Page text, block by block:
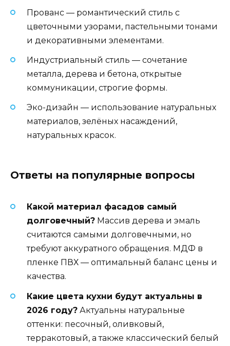
Прованс — романтический стиль с
цветочными узорами, пастельными тонами
и декоративными элементами.
Индустриальный стиль — сочетание
металла, дерева и бетона, открытые
коммуникации, строгие формы.
Эко-дизайн — использование натуральных
материалов, зелёных насаждений,
натуральных красок.
Ответы на популярные вопросы
Какой материал фасадов самый
долговечный? Массив дерева и эмаль
считаются самыми долговечными, но
требуют аккуратного обращения. МДФ в
пленке ПВХ — оптимальный баланс цены и
качества.
Какие цвета кухни будут актуальны в
2026 году? Актуальны натуральные
оттенки: песочный, оливковый,
терракотовый, а также классический белый